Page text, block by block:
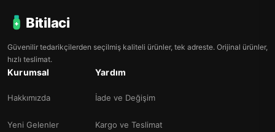
Bitilaci
Güvenilir tedarikçilerden seçilmiş kaliteli ürünler, tek adreste. Orijinal ürünler,
hızlı teslimat.
Kurumsal
Hakkımızda
Yeni Gelenler
Yardım
İade ve Değişim
Kargo ve Teslimat